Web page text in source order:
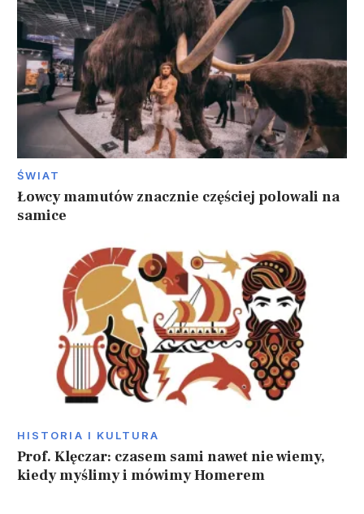
ŚWIAT
Łowcy mamutów znacznie częściej polowali na
samice
HISTORIA I KULTURA
Prof. Klęczar: czasem sami nawet nie wiemy,
kiedy myślimy i mówimy Homerem